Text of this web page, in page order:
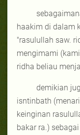
haakim di dalam
"rasulullah saw.
mengimami
ridha beliau
demikian
isntinbath
keinginan
bakar ra.)